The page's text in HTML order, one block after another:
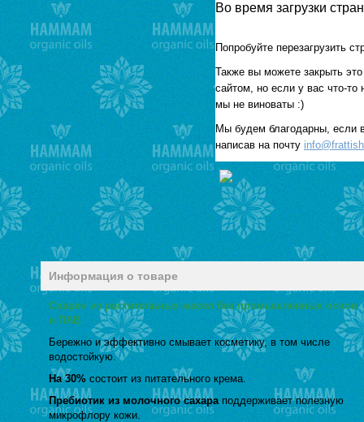
Информация о товаре
Сварен из растительных масел без промышленных основ
и ПАВ
Бережно и эффективно смывает косметику, в том числе
водостойкую.
На 30% состоит из питательного крема.
Пребиотик из молочного сахараподдерживает полезную
микрофлору кожи.
Во время загрузки
Попробуйте перезагрузить
Также вы можете закрыть
сайтом, но если у вас что-то
мы не виноваты :)
Мы будем благодарны, если
написав на почту